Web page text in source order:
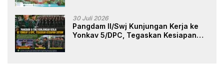
30 Juli 2026
Pangdam II/Swj Kunjungan Kerja ke
Yonkav 5/DPC, Tegaskan Kesiapan